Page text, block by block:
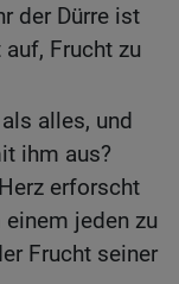
der Dürre ist
Frucht zu
alles, und
ihm aus?
erforscht
jeden zu
Frucht seiner